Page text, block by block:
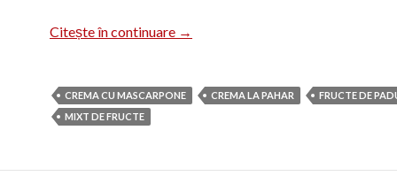
Citește în continuare Cheesecake la pahar cu fructe exotice
→
CREMA CU MASCARPONE CREMA LA PAHAR
FRUCTE DE
MIXT DE FRUCTE